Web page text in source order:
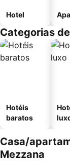
Hotel
Categorias
Hotéis
baratos
Casa/
Mezzana